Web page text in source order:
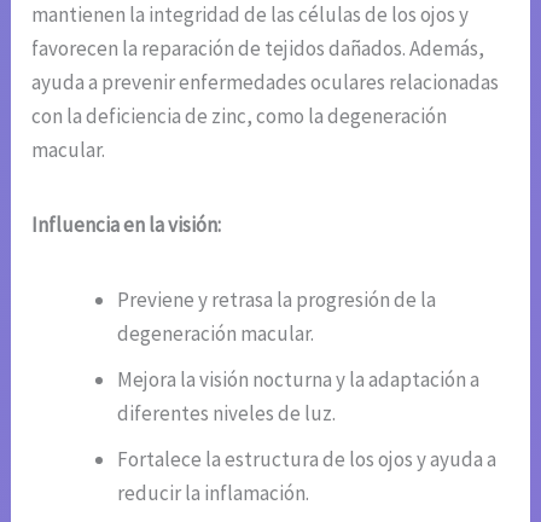
mantienen la integridad de las células de los ojos y
favorecen la reparación de tejidos dañados. Además,
ayuda a prevenir enfermedades oculares relacionadas
con la deficiencia de zinc, como la degeneración
macular.
Influencia en la visión:
Previene y retrasa la progresión de la
degeneración macular.
Mejora la visión nocturna y la adaptación a
diferentes niveles de luz.
Fortalece la estructura de los ojos y ayuda a
reducir la inflamación.